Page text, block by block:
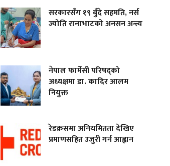
सरकारसँग १९ बुँदे सहमति, नर्स
ज्योति रानाभाटको अनसन अन्त्य
नेपाल फार्मेसी परिषद्को
अध्यक्षमा डा. कादिर आलम
नियुक्त
रेडक्रसमा अनियमितता देखिए
प्रमाणसहित उजुरी गर्न आह्वान